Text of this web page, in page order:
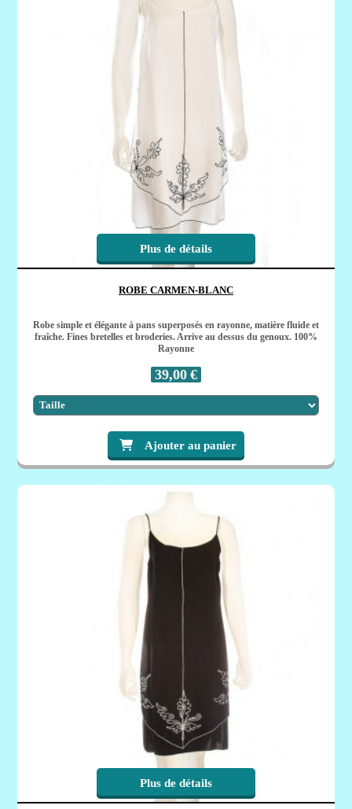
Plus de détails
ROBE CARMEN-BLANC
Robe simple et élégante à pans superposés en rayonne, matière fluide et
fraîche. Fines bretelles et broderies. Arrive au dessus du genoux. 100%
Rayonne
39,00 €
Ajouter au panier
Plus de détails